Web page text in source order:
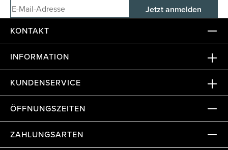
E-Mail-Adresse
KONTAKT
INFORMATION
KUNDENSERVICE
ÖFFNUNGSZEITEN
ZAHLUNGSARTEN